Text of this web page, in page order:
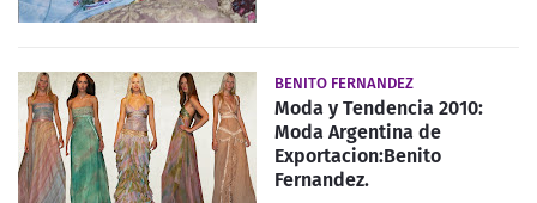
BENITO FERNANDEZ
Moda y Tendencia 2010:
Moda Argentina de
Exportacion:Benito
Fernandez.